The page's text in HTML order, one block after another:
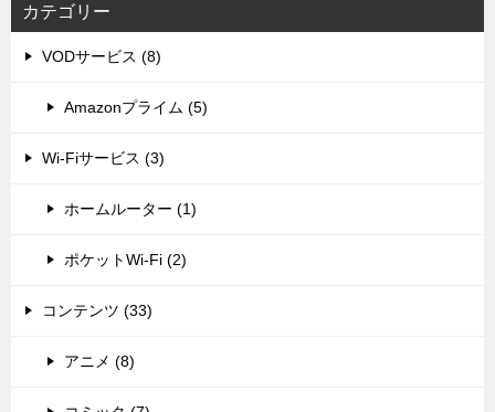
カテゴリー
VODサービス (8)
Amazonプライム (5)
Wi-Fiサービス (3)
ホームルーター (1)
ポケットWi-Fi (2)
コンテンツ (33)
アニメ (8)